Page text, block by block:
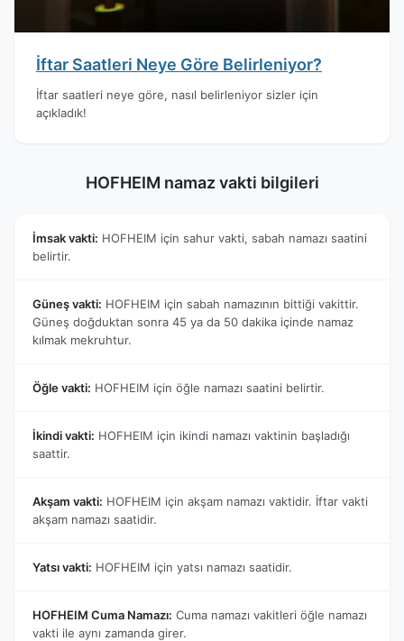
İftar Saatleri Neye Göre Belirleniyor?
İftar saatleri neye göre, nasıl belirleniyor sizler için
açıkladık!
HOFHEIM namaz vakti bilgileri
İmsak vakti: HOFHEIM için sahur vakti, sabah namazı saatini
belirtir.
Güneş vakti: HOFHEIM için sabah namazının bittiği vakittir.
Güneş doğduktan sonra 45 ya da 50 dakika içinde namaz
kılmak mekruhtur.
Öğle vakti: HOFHEIM için öğle namazı saatini belirtir.
İkindi vakti: HOFHEIM için ikindi namazı vaktinin başladığı
saattir.
Akşam vakti: HOFHEIM için akşam namazı vaktidir. İftar vakti
akşam namazı saatidir.
Yatsı vakti: HOFHEIM için yatsı namazı saatidir.
HOFHEIM Cuma Namazı: Cuma namazı vakitleri öğle namazı
vakti ile aynı zamanda girer.